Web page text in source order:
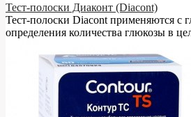
Тест-полоски Диаконт (Diacont)
Тест-полоски Diacont применяются с
определения количества глюкозы в